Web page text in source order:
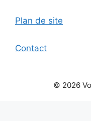
Plan de site
Contact
© 2026